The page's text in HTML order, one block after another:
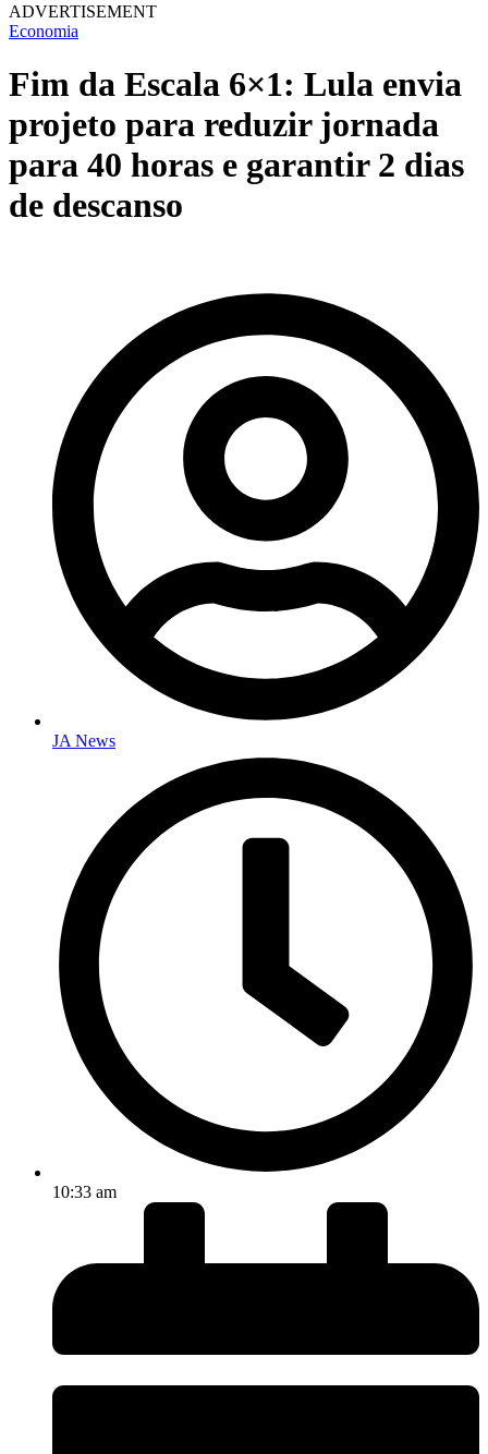
ADVERTISEMENT
Economia
Fim da Escala 6×1: Lula envia
projeto para reduzir jornada
para 40 horas e garantir 2 dias
de descanso
JA News
10:33 am